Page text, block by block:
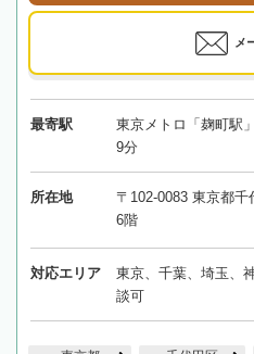
メ
最寄駅
東京メトロ「麹町駅
9分
所在地
〒102-0083 東京都
6階
対応エリア
東京、千葉、埼玉、
談可